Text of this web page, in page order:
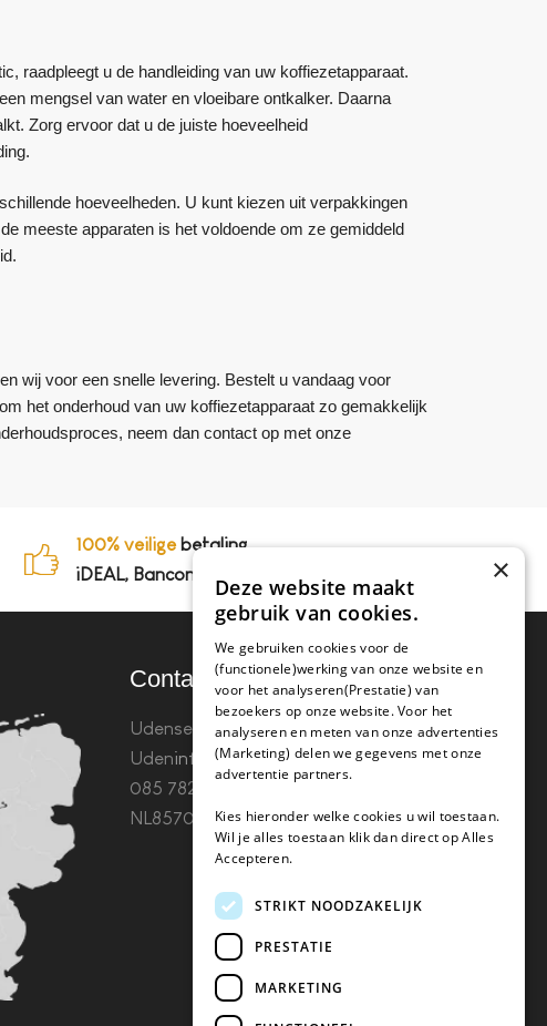
raadpleegt u de handleiding van uw koffiezetapparaat.
mengsel van water en vloeibare ontkalker. Daarna
Zorg ervoor dat u de juiste hoeveelheid
hoeveelheden. U kunt kiezen uit verpakkingen
meeste apparaten is het voldoende om ze gemiddeld
wij voor een snelle levering. Bestelt u vandaag voor
het onderhoud van uw koffiezetapparaat zo gemakkelijk
neem dan contact op met onze
100% veiligebetaling,
iDEAL, Bancontact en op rekening
Contact
Udenseweg 8B 5405 PA
Udeninfo(@)koffie-tabletten.nlTel.
085 782 5578KvK 67529623 Btw:
NL857053759B01
×
Deze website maakt
gebruik van cookies.
We gebruiken cookies voor de
(functionele)werking van onze website en
voor het analyseren(Prestatie) van
bezoekers op onze website. Voor het
analyseren en meten van onze advertenties
(Marketing) delen we gegevens met onze
advertentie partners.
Kies hieronder welke cookies u wil toestaan.
Wil je alles toestaan klik dan direct op Alles
Accepteren.
STRIKT NOODZAKELIJK
PRESTATIE
MARKETING